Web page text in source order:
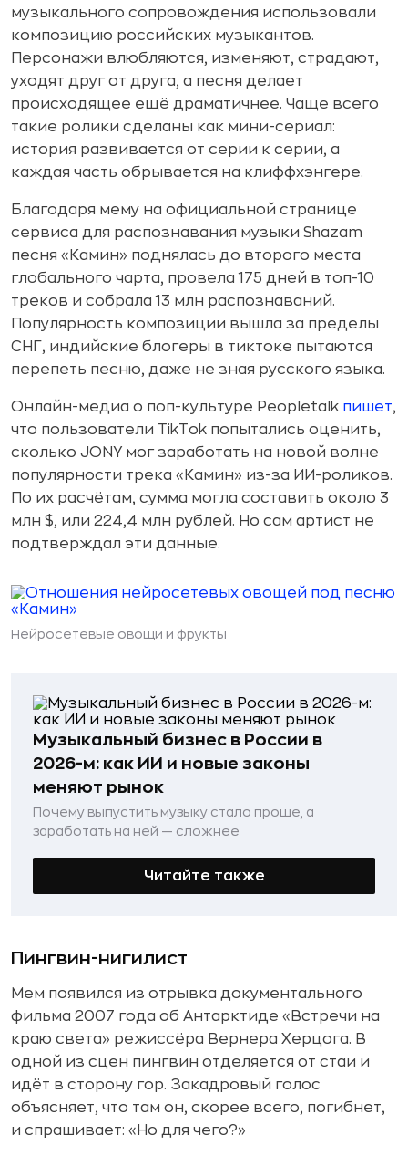
музыкального сопровождения использовали
композицию российских музыкантов.
Персонажи влюбляются, изменяют, страдают,
уходят друг от друга, а песня делает
происходящее ещё драматичнее. Чаще всего
такие ролики сделаны как мини-сериал:
история развивается от серии к серии, а
каждая часть обрывается на клиффхэнгере.
Благодаря мему на официальной странице
сервиса для распознавания музыки Shazam
песня «Камин» поднялась до второго места
глобального чарта, провела 175 дней в топ-10
треков и собрала 13 млн распознаваний.
Популярность композиции вышла за пределы
СНГ, индийские блогеры в тиктоке пытаются
перепеть песню, даже не зная русского языка.
Онлайн-медиа о поп-культуре Peopletalk пишет,
что пользователи TikTok попытались оценить,
сколько JONY мог заработать на новой волне
популярности трека «Камин» из-за ИИ-роликов.
По их расчётам, сумма могла составить около 3
млн $, или 224,4 млн рублей. Но сам артист не
подтверждал эти данные.
Нейросетевые овощи и фрукты
Музыкальный бизнес в России в
2026-м: как ИИ и новые законы
меняют рынок
Почему выпустить музыку стало проще, а
заработать на ней — сложнее
Читайте также
Пингвин-нигилист
Мем появился из отрывка документального
фильма 2007 года об Антарктиде «Встречи на
краю света» режиссёра Вернера Херцога. В
одной из сцен пингвин отделяется от стаи и
идёт в сторону гор. Закадровый голос
объясняет, что там он, скорее всего, погибнет,
и спрашивает: «Но для чего?»